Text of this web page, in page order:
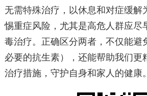
无需特殊治疗，以休息和对症缓解
惕重症风险，尤其是高危人群应尽
毒治疗。正确区分两者，不仅能避
必要的抗生素），还能帮助我们更
治疗措施，守护自身和家人的健康。